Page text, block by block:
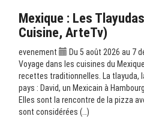
Mexique : Les
Cuisine, ArteTv)
evenement
Du 5 août 2026 au 7
Voyage dans les cuisines du
recettes traditionnelles. La tlayuda,
pays : David, un Mexicain à
Elles sont la rencontre de la pizza
sont considérées (…)